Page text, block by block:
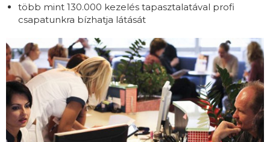
több mint 130.000 kezelés tapasztalatával profi
csapatunkra bízhatja látását